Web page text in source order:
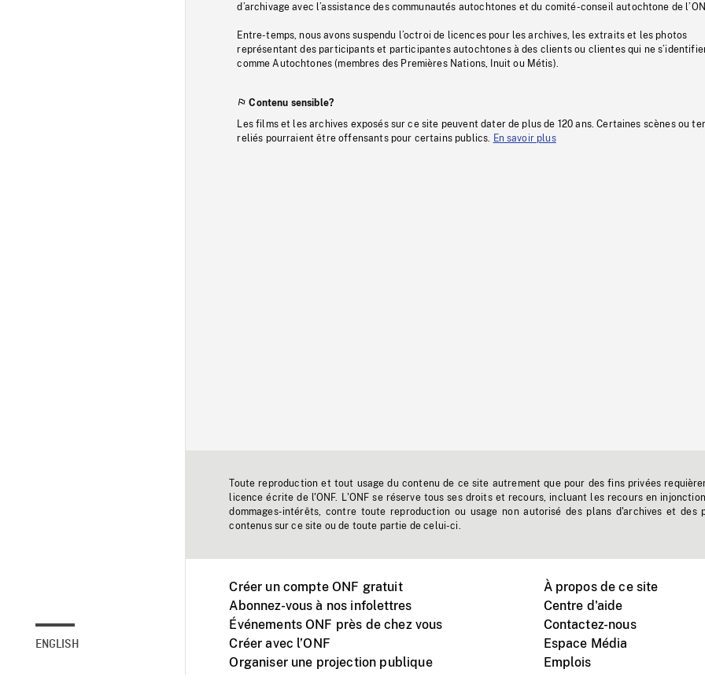
ENGLISH
d’archivage avec l’assistance des communautés autochtones et du comité-conseil autochtone de
Entre-temps, nous avons suspendu l’octroi de licences pour les archives, les extraits et les photos
représentant des participants et participantes autochtones à des clients ou clientes qui ne
comme Autochtones (membres des Premières Nations, Inuit ou Métis).
Contenu sensible?
Les films et les archives exposés sur ce site peuvent dater de plus de 120 ans. Certaines scènes ou
reliés pourraient être offensants pour certains publics.
En savoir plus
Toute reproduction et tout usage du contenu de ce site autrement que pour des fins privées
licence écrite de l'ONF. L'ONF se réserve tous ses droits et recours, incluant les recours en
dommages-intérêts, contre toute reproduction ou usage non autorisé des plans d'archives et des
contenus sur ce site ou de toute partie de celui-ci.
Créer un compte ONF gratuit
Abonnez-vous à nos infolettres
Événements ONF près de chez vous
Créer avec l’ONF
Organiser une projection publique
À propos de ce site
Centre d'aide
Contactez-nous
Espace Média
Emplois